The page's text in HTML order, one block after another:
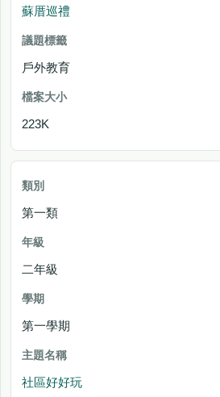
蘇厝巡禮
戶外教育
223K
第一類
二年級
第一學期
社區好好玩